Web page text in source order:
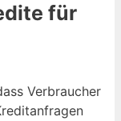
für
Verbraucher